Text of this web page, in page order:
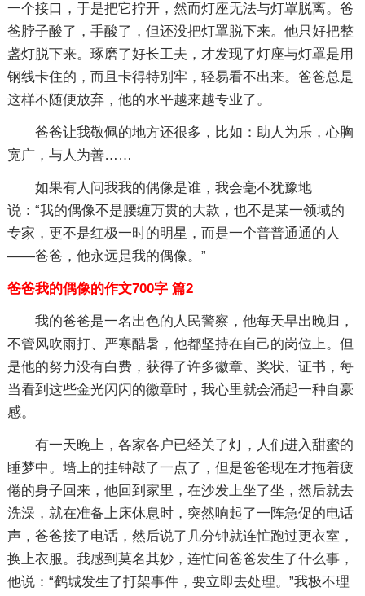
一个接口，于是把它拧开，然而灯座无法与灯罩脱离。爸
爸脖子酸了，手酸了，但还没把灯罩脱下来。他只好把整
盏灯脱下来。琢磨了好长工夫，才发现了灯座与灯罩是用
钢线卡住的，而且卡得特别牢，轻易看不出来。爸爸总是
这样不随便放弃，他的水平越来越专业了。
爸爸让我敬佩的地方还很多，比如：助人为乐，心胸
宽广，与人为善……
如果有人问我我的偶像是谁，我会毫不犹豫地
说：“我的偶像不是腰缠万贯的大款，也不是某一领域的
专家，更不是红极一时的明星，而是一个普普通通的人
——爸爸，他永远是我的偶像。”
爸爸我的偶像的作文700字 篇2
我的爸爸是一名出色的人民警察，他每天早出晚归，
不管风吹雨打、严寒酷暑，他都坚持在自己的岗位上。但
是他的努力没有白费，获得了许多徽章、奖状、证书，每
当看到这些金光闪闪的徽章时，我心里就会涌起一种自豪
感。
有一天晚上，各家各户已经关了灯，人们进入甜蜜的
睡梦中。墙上的挂钟敲了一点了，但是爸爸现在才拖着疲
倦的身子回来，他回到家里，在沙发上坐了坐，然后就去
洗澡，就在准备上床休息时，突然响起了一阵急促的电话
声，爸爸接了电话，然后说了几分钟就连忙跑过更衣室，
换上衣服。我感到莫名其妙，连忙问爸爸发生了什么事，
他说：“鹤城发生了打架事件，要立即去处理。”我极不理